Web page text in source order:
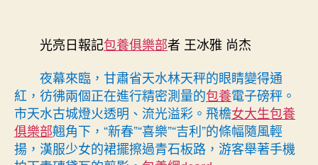
期
花
費
｜
甘
肅
天
水
古
光亮日報記包養俱樂部者 王冰雅 尚杰
夜幕來臨，甘肅省天水林天秤的眼睛變得通
紅，彷彿兩個正在進行精密測量的包養電子磅秤。
市天水古城燈火透明、流光溢彩。飛檐女大生包養
俱樂部翹角下，“新春”“喜樂”“吉利”的條幅隨風輕
揚，漢服少女的裙擺擦過青石板路，游客舉著手機